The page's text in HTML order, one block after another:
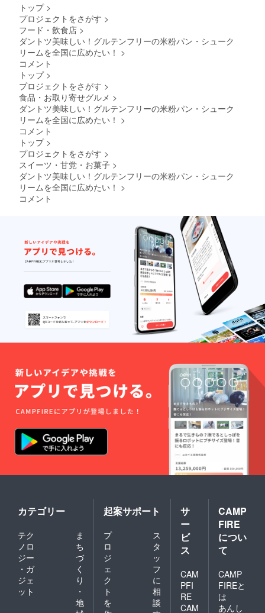
2023年
トップ >
プロジェクトをさがす >
フード・飲食店 >
ダントツ美味しい！グルテンフリーの米粉パン・シューク
リームを全国に広めたい！ >
コメント
トップ >
プロジェクトをさがす >
食品・お取り寄せグルメ >
ダントツ美味しい！グルテンフリーの米粉パン・シューク
リームを全国に広めたい！ >
コメント
トップ >
プロジェクトをさがす >
スイーツ・甘党・お菓子 >
ダントツ美味しい！グルテンフリーの米粉パン・シューク
リームを全国に広めたい！ >
コメント
カテゴリー
テク
ノロ
ジー
・ガ
ジェ
ット
ま
ち
づ
く
り
・
地
起案サポート
プ
ロ
ジ
ェ
ク
ト
を
ス
タ
ッ
フ
に
相
談
サ
ー
ビ
ス
CAM
PFI
RE
CAM
CAMP
FIRE
につい
て
CAMP
FIREと
は
あんし